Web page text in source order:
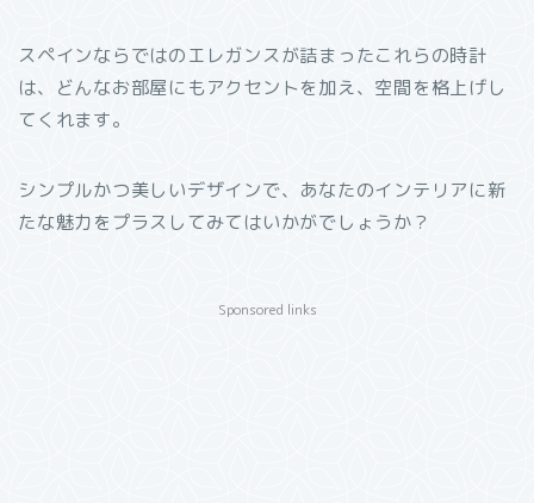
スペインならではのエレガンスが詰まったこれらの時計
は、どんなお部屋にもアクセントを加え、空間を格上げし
てくれます。
シンプルかつ美しいデザインで、あなたのインテリアに新
たな魅力をプラスしてみてはいかがでしょうか？
Sponsored links